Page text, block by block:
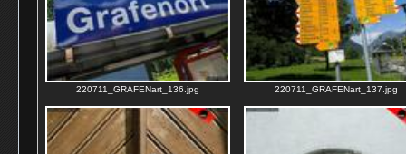
220711_GRAFENart_136.jpg 220711_GRAFENart_137.jpg